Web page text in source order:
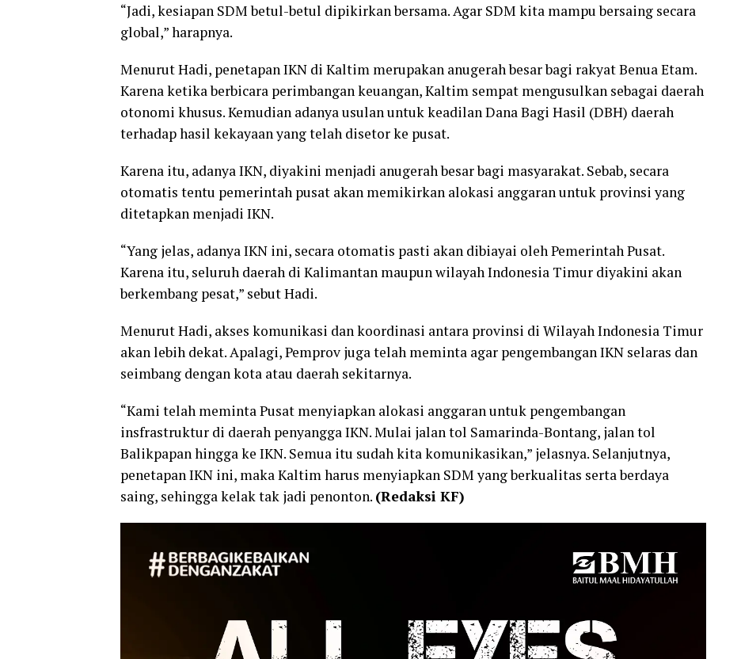
“Jadi, kesiapan SDM betul-betul dipikirkan bersama. Agar SDM kita mampu bersaing secara
global,” harapnya.
Menurut Hadi, penetapan IKN di Kaltim merupakan anugerah besar bagi rakyat Benua Etam.
Karena ketika berbicara perimbangan keuangan, Kaltim sempat mengusulkan sebagai daerah
otonomi khusus. Kemudian adanya usulan untuk keadilan Dana Bagi Hasil (DBH) daerah
terhadap hasil kekayaan yang telah disetor ke pusat.
Karena itu, adanya IKN, diyakini menjadi anugerah besar bagi masyarakat. Sebab, secara
otomatis tentu pemerintah pusat akan memikirkan alokasi anggaran untuk provinsi yang
ditetapkan menjadi IKN.
“Yang jelas, adanya IKN ini, secara otomatis pasti akan dibiayai oleh Pemerintah Pusat.
Karena itu, seluruh daerah di Kalimantan maupun wilayah Indonesia Timur diyakini akan
berkembang pesat,” sebut Hadi.
Menurut Hadi, akses komunikasi dan koordinasi antara provinsi di Wilayah Indonesia Timur
akan lebih dekat. Apalagi, Pemprov juga telah meminta agar pengembangan IKN selaras dan
seimbang dengan kota atau daerah sekitarnya.
“Kami telah meminta Pusat menyiapkan alokasi anggaran untuk pengembangan
insfrastruktur di daerah penyangga IKN. Mulai jalan tol Samarinda-Bontang, jalan tol
Balikpapan hingga ke IKN. Semua itu sudah kita komunikasikan,” jelasnya. Selanjutnya,
penetapan IKN ini, maka Kaltim harus menyiapkan SDM yang berkualitas serta berdaya
saing, sehingga kelak tak jadi penonton. (Redaksi KF)